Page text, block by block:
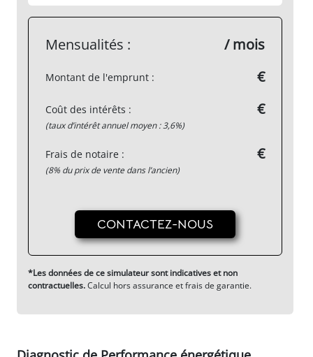
Mensualités : / mois
Montant de l'emprunt : €
Coût des intérêts : €
(taux d’intérêt annuel moyen : 3,6%)
Frais de notaire : €
(8% du prix de vente dans l’ancien)
CONTACTEZ-NOUS
*Les données de ce simulateur sont indicatives et non
contractuelles.Calcul hors assurance et frais de garantie.